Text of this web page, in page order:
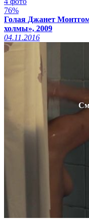
76%
Голая Джанет
холмы», 2009
04.11.2016